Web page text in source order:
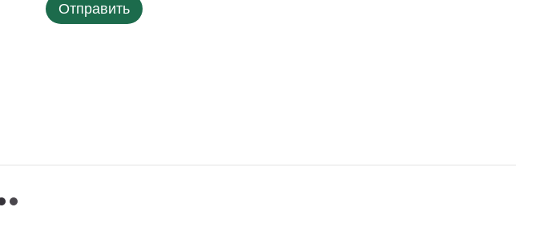
Отправить